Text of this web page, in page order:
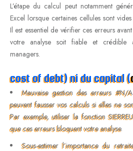
L’étape du calcul peut notamment
Excel lorsque certaines cellules sont
Il est essentiel de vérifier ces erreurs
votre analyse soit fiable et crédible
managers.
cost of debt) ni du capital (
Mauvaise gestion des erreurs #N/
peuvent fausser vos calculs si elles ne
Par exemple, utiliser la fonction
que ces erreurs bloquent votre analyse.
Sous-estimer l’importance du